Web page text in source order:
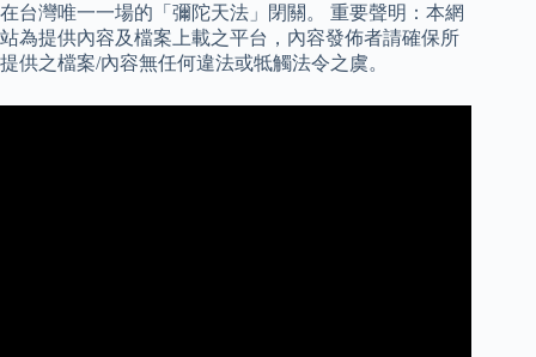
在台灣唯一一場的「彌陀天法」閉關。 重要聲明：本網
站為提供內容及檔案上載之平台，內容發佈者請確保所
提供之檔案/內容無任何違法或牴觸法令之虞。